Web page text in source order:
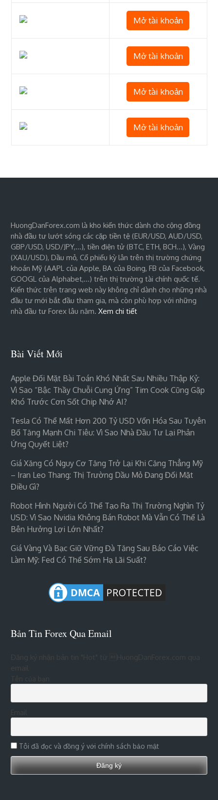
Mở tài khoản
Mở tài khoản
Mở tài khoản
Mở tài khoản
HuongDanForex.com là kho kiến thức dành cho cộng đồng
nhà đầu tư lướt sóng các cặp tiền tệ (EUR/USD, AUD/USD,
GBP/USD, USD/JPY,…), tiền điện tử (BTC, ETH, BCH…), Vàng
(XAU/USD), Dầu mỏ, Cổ phiếu kỳ lân trên thị trường chứng
khoán Mỹ (AAPL của Apple, BA của Boing, FB của Facebook,
GOOGL của Alphabet,…) trên thị trường tài chính quốc tế.
Kiến thức trên trang web này không chỉ dành cho những nhà
đầu tư mới bắt đầu tham gia, mà còn phù hợp với những
nhà đầu tư Forex lâu năm.Xem chi tiết
Bài Viết Mới
Apple Đối Mặt Bài Toán Khó Nhất Sau Nhiều Thập Kỷ:
Vì Sao “bậc Thầy Chuỗi Cung Ứng” Tim Cook Cũng Gặp
Khó Trước Cơn Sốt Chip Nhớ AI?
Tesla Có Thể Mất Hơn 200 Tỷ USD Vốn Hóa Sau Tuyên
Bố Tăng Mạnh Chi Tiêu: Vì Sao Nhà Đầu Tư Lại Phản
Ứng Quyết Liệt?
Giá Xăng Có Nguy Cơ Tăng Trở Lại Khi Căng Thẳng Mỹ
– Iran Leo Thang: Thị Trường Dầu Mỏ Đang Đối Mặt
Điều Gì?
Robot Hình Người Có Thể Tạo Ra Thị Trường Nghìn Tỷ
USD: Vì Sao Nvidia Không Bán Robot Mà Vẫn Có Thể Là
Bên Hưởng Lợi Lớn Nhất?
Giá Vàng Và Bạc Giữ Vững Đà Tăng Sau Báo Cáo Việc
Làm Mỹ: Fed Có Thể Sớm Hạ Lãi Suất?
Bản Tin Forex Qua Email
Đăng ký nhận bản tin "Hot" từ HuongDanForex.com qua
Tên của bạn
Tôi đã đọc và đồng ý với chính sách bảo mật